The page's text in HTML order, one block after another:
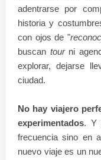
adentrarse por
historia y
con ojos de "
buscan tourni
explorar, dejarse
ciudad.
No hay viajero
experimentados. Y
frecuencia sino en
nuevo viaje es un